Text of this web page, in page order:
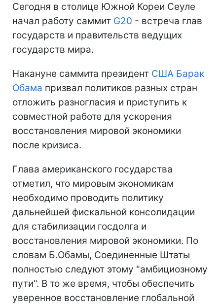
Сегодня в столице Южной Кореи Сеуле
начал работу саммит G20 - встреча глав
государств и правительств ведущих
государств мира.
Накануне саммита президент США Барак
Обама призвал политиков разных стран
отложить разногласия и приступить к
совместной работе для ускорения
восстановления мировой экономики
после кризиса.
Глава американского государства
отметил, что мировым экономикам
необходимо проводить политику
дальнейшей фискальной консолидации
для стабилизации госдолга и
восстановления мировой экономики. По
словам Б.Обамы, Соединенные Штаты
полностью следуют этому "амбициозному
пути". В то же время, чтобы обеспечить
уверенное восстановление глобальной